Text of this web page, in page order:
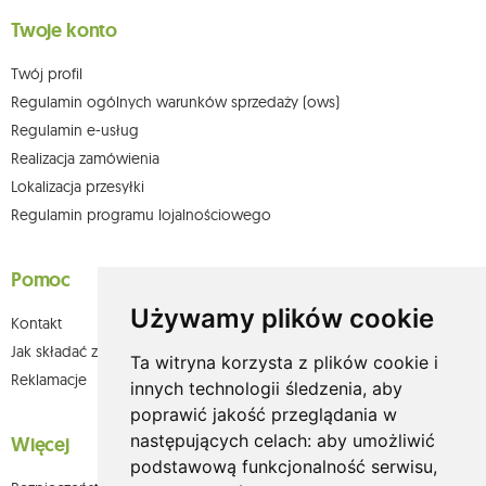
Używamy plików cookie
Ta witryna korzysta z plików cookie i
innych technologii śledzenia, aby
poprawić jakość przeglądania w
następujących celach: aby umożliwić
podstawową funkcjonalność serwisu,
Twoje konto
Twój profil
Regulamin ogólnych warunków sprzedaży (ows)
Regulamin e-usług
Realizacja zamówienia
Lokalizacja przesyłki
Regulamin programu lojalnościowego
Pomoc
Kontakt
Jak składać zamówienia w sklepie olium.pl?
Reklamacje
Więcej